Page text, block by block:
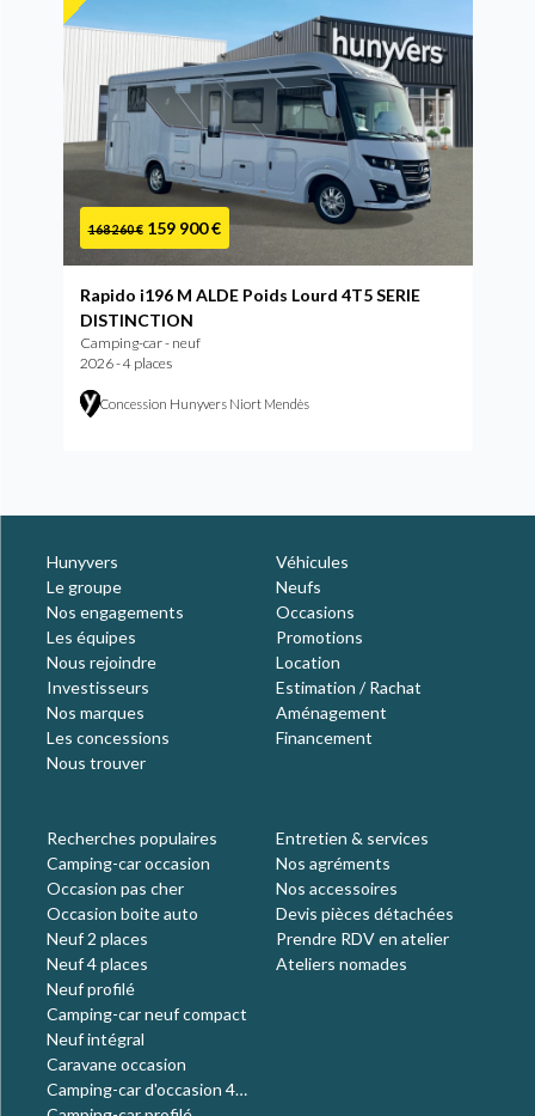
168 260 € 159 900 €
Rapido i196 M ALDE Poids Lourd 4T5 SERIE
DISTINCTION
Camping-car - neuf
2026 - 4 places
Concession Hunyvers Niort Mendès
Hunyvers
Le groupe
Nos engagements
Les équipes
Nous rejoindre
Investisseurs
Nos marques
Les concessions
Nous trouver
Véhicules
Neufs
Occasions
Promotions
Location
Estimation / Rachat
Aménagement
Financement
Recherches populaires
Camping-car occasion
Occasion pas cher
Occasion boite auto
Neuf 2 places
Neuf 4 places
Neuf profilé
Camping-car neuf compact
Neuf intégral
Caravane occasion
Camping-car d'occasion 4
Entretien & services
Nos agréments
Nos accessoires
Devis pièces détachées
Prendre RDV en atelier
Ateliers nomades